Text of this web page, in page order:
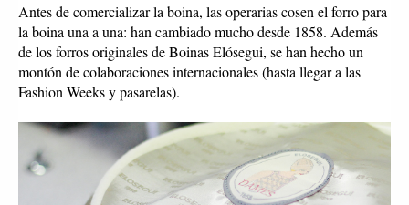
Antes de comercializar la boina, las operarias cosen el forro para
la boina una a una: han cambiado mucho desde 1858. Además
de los forros originales de Boinas Elósegui, se han hecho un
montón de colaboraciones internacionales (hasta llegar a las
Fashion Weeks y pasarelas).